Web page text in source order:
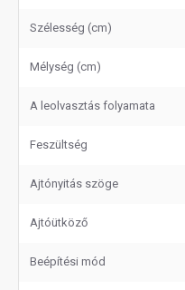
Szélesség (cm)
Mélység (cm)
A leolvasztás folyamata
Feszültség
Ajtónyitás szöge
Ajtóütköző
Beépítési mód